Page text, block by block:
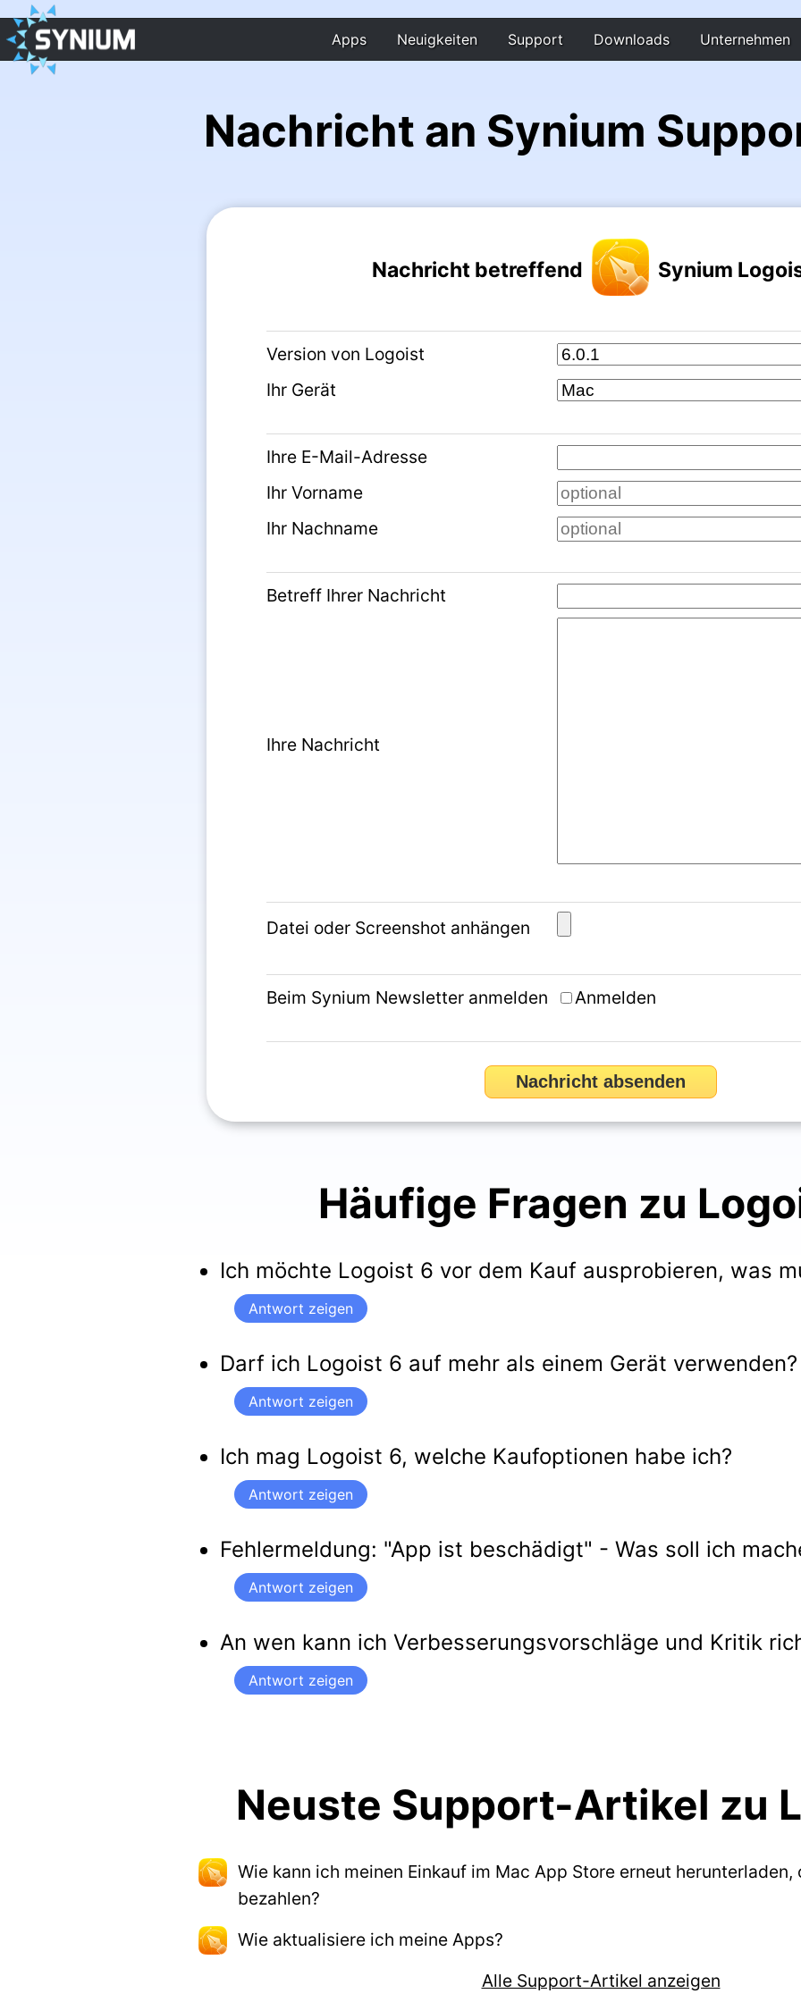
Apps Neuigkeiten Support Downloads Unternehmen
Nachricht an Synium
Nachricht betreffend Synium
Version von Logoist
Ihr Gerät
Ihre E-Mail-Adresse
Ihr Vorname
Ihr Nachname
Betreff Ihrer Nachricht
Ihre Nachricht
Datei oder Screenshot anhängen
Beim Synium Newsletter anmelden Anmelden
Nachricht absenden
Häufige Fragen zu
Ich möchte Logoist 6 vor dem Kauf ausprobieren, was
Antwort zeigen
Darf ich Logoist 6 auf mehr als einem Gerät verwenden?
Antwort zeigen
Ich mag Logoist 6, welche Kaufoptionen habe ich?
Antwort zeigen
Fehlermeldung: "App ist beschädigt" - Was soll ich
Antwort zeigen
An wen kann ich Verbesserungsvorschläge und Kritik
Antwort zeigen
Neuste Support-Artikel zu
Wie kann ich meinen Einkauf im Mac App Store erneut herunterladen,
bezahlen?
Wie aktualisiere ich meine Apps?
Alle Support-Artikel anzeigen